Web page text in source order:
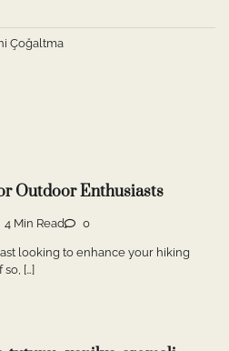
Çoğaltma
Outdoor Enthusiasts
4 Min Read 0
looking to enhance your hiking
[…]